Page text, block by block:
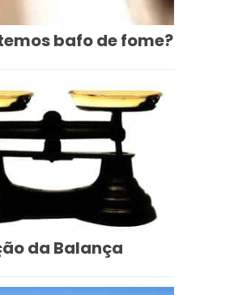
bafo de fome?
da Balança